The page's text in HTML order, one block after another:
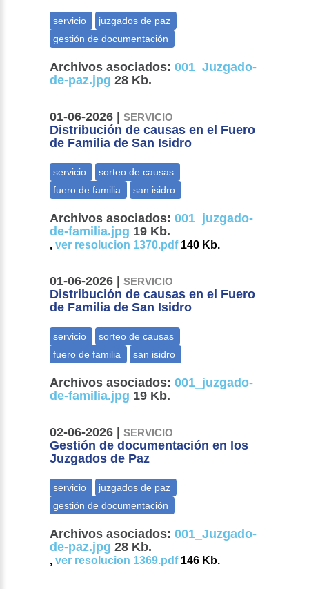
Archivos asociados: 001_Juzgado-
de-paz.jpg 28 Kb.
01-06-2026 |SERVICIO
Distribución de causas en el Fuero
de Familia de San Isidro
Archivos asociados: 001_juzgado-
de-familia.jpg 19 Kb.
,ver resolucion 1370.pdf140 Kb.
01-06-2026 |SERVICIO
Distribución de causas en el Fuero
de Familia de San Isidro
Archivos asociados: 001_juzgado-
de-familia.jpg 19 Kb.
02-06-2026 |SERVICIO
Gestión de documentación en los
Juzgados de Paz
Archivos asociados: 001_Juzgado-
de-paz.jpg 28 Kb.
,ver resolucion 1369.pdf146 Kb.